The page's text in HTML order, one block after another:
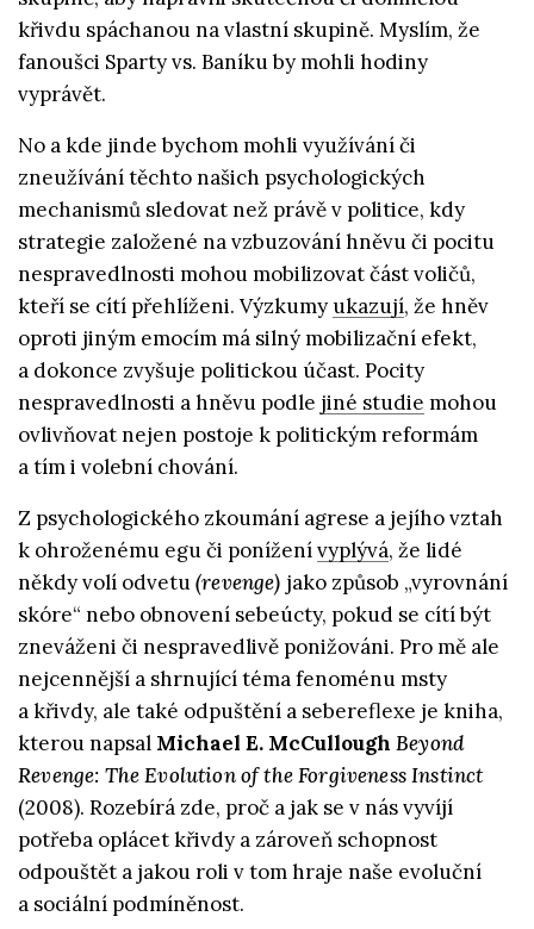
křivdu spáchanou na vlastní skupině. Myslím, že
fanoušci Sparty vs. Baníku by mohli hodiny
vyprávět.
No a kde jinde bychom mohli využívání či
zneužívání těchto našich psychologických
mechanismů sledovat než právě v politice, kdy
strategie založené na vzbuzování hněvu či pocitu
nespravedlnosti mohou mobilizovat část voličů,
kteří se cítí přehlíženi. Výzkumy ukazují, že hněv
oproti jiným emocím má silný mobilizační efekt,
a dokonce zvyšuje politickou účast. Pocity
nespravedlnosti a hněvu podle jiné studie mohou
ovlivňovat nejen postoje k politickým reformám
a tím i volební chování.
Z psychologického zkoumání agrese a jejího vztah
k ohroženému egu či poníženívyplývá, že lidé
někdy volí odvetu(revenge) jako způsob „vyrovnání
skóre“ nebo obnovení sebeúcty, pokud se cítí být
zneváženi či nespravedlivě ponižováni. Pro mě ale
nejcennější a shrnující téma fenoménu msty
a křivdy, ale také odpuštění a sebereflexe je kniha,
kterou napsal Michael E. McCullough Beyond
Revenge: The Evolution of the Forgiveness Instinct
(2008). Rozebírá zde, proč a jak se v nás vyvíjí
potřeba oplácet křivdy a zároveň schopnost
odpouštět a jakou roli v tom hraje naše evoluční
a sociální podmíněnost.